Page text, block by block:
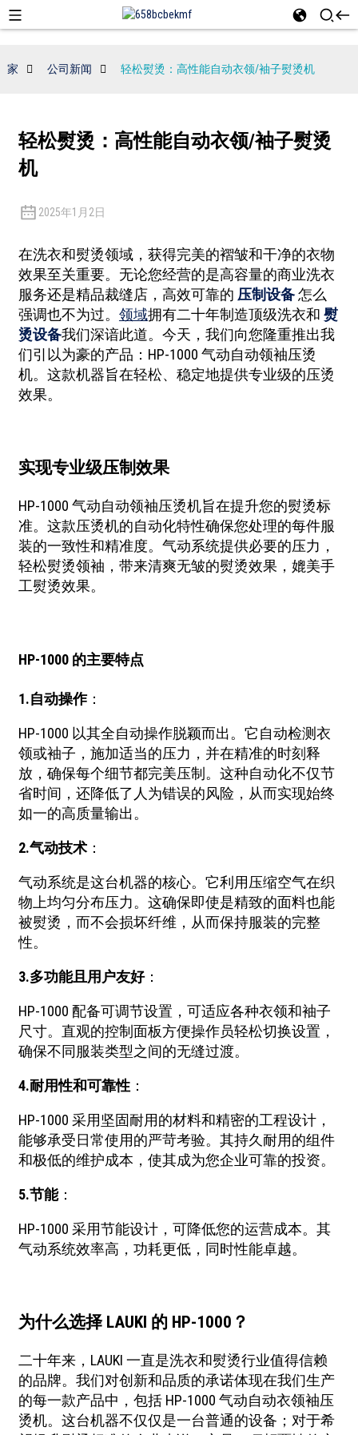
家 公司新闻 轻松熨烫：高性能自动衣领/袖子熨烫机
轻松熨烫：高性能自动衣领/袖子熨烫
机
2025年1月2日
在洗衣和熨烫领域，获得完美的褶皱和干净的衣物
效果至关重要。无论您经营的是高容量的商业洗衣
服务还是精品裁缝店，高效可靠的 压制设备怎么
强调也不为过。 领域拥有二十年制造顶级洗衣和 熨
烫设备我们深谙此道。今天，我们向您隆重推出我
们引以为豪的产品：HP-1000 气动自动领袖压烫
机。这款机器旨在轻松、稳定地提供专业级的压烫
效果。
实现专业级压制效果
HP-1000 气动自动领袖压烫机旨在提升您的熨烫标
准。这款压烫机的自动化特性确保您处理的每件服
装的一致性和精准度。气动系统提供必要的压力，
轻松熨烫领袖，带来清爽无皱的熨烫效果，媲美手
工熨烫效果。
HP-1000 的主要特点
1.自动操作：
HP-1000 以其全自动操作脱颖而出。它自动检测衣
领或袖子，施加适当的压力，并在精准的时刻释
放，确保每个细节都完美压制。这种自动化不仅节
省时间，还降低了人为错误的风险，从而实现始终
如一的高质量输出。
2.气动技术：
气动系统是这台机器的核心。它利用压缩空气在织
物上均匀分布压力。这确保即使是精致的面料也能
被熨烫，而不会损坏纤维，从而保持服装的完整
性。
3.多功能且用户友好：
HP-1000 配备可调节设置，可适应各种衣领和袖子
尺寸。直观的控制面板方便操作员轻松切换设置，
确保不同服装类型之间的无缝过渡。
4.耐用性和可靠性：
HP-1000 采用坚固耐用的材料和精密的工程设计，
能够承受日常使用的严苛考验。其持久耐用的组件
和极低的维护成本，使其成为您企业可靠的投资。
5.节能：
HP-1000 采用节能设计，可降低您的运营成本。其
气动系统效率高，功耗更低，同时性能卓越。
为什么选择 LAUKI 的 HP-1000？
二十年来，LAUKI 一直是洗衣和熨烫行业值得信赖
的品牌。我们对创新和品质的承诺体现在我们生产
的每一款产品中，包括 HP-1000 气动自动衣领袖压
烫机。这台机器不仅仅是一台普通的设备；对于希